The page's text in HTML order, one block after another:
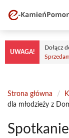
treści
UWAGA!
Dołącz
Strona główna /
dla młodzieży z